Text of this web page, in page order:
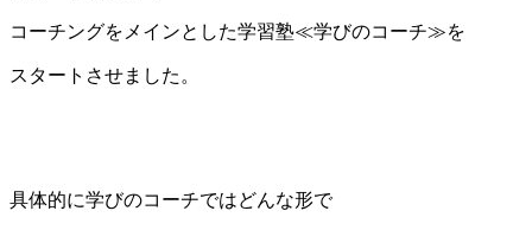
コーチングをメインとした学習塾≪学びのコーチ≫を
スタートさせました。
具体的に学びのコーチではどんな形で